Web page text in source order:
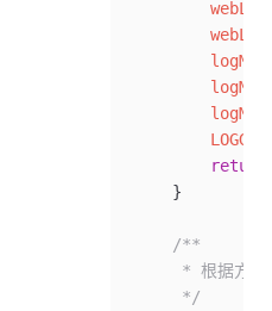
        webLog
        webLog
        logMap
        logMap
        logMap
        LOGGER
        return
    }
    /**
* 根据方法
     */